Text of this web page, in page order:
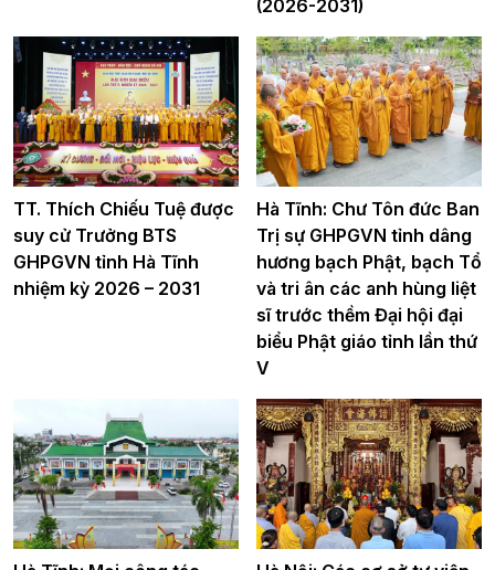
(2026-2031)
TT. Thích Chiếu Tuệ được
suy cử Trưởng BTS
GHPGVN tỉnh Hà Tĩnh
nhiệm kỳ 2026 – 2031
Hà Tĩnh: Chư Tôn đức Ban
Trị sự GHPGVN tỉnh dâng
hương bạch Phật, bạch Tổ
và tri ân các anh hùng liệt
sĩ trước thềm Đại hội đại
biểu Phật giáo tỉnh lần thứ
V